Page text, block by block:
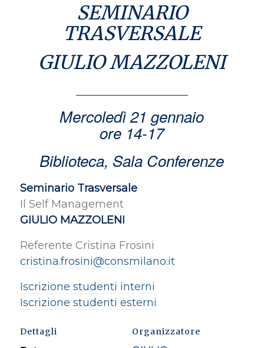
SEMINARIO
TRASVERSALE
GIULIO MAZZOLENI
Mercoledì 21 gennaio
ore 14-17
Biblioteca, Sala Conferenze
Seminario Trasversale
Il Self Management
GIULIO MAZZOLENI
Referente Cristina Frosini
cristina.frosini@consmilano.it
Iscrizione studenti interni
Iscrizione studenti esterni
Dettagli Organizzatore